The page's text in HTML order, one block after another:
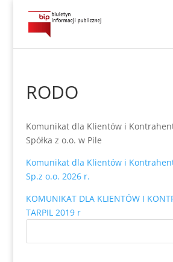
RODO
Komunikat dla Klientów i
Spółka z o.o. w Pile
Komunikat dla Klientów i
Sp.z o.o. 2026 r.
KOMUNIKAT DLA KLIENTÓW I
TARPIL 2019 r